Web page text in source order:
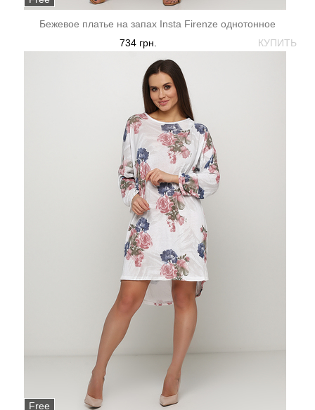
Бежевое платье на запах Insta Firenze однотонное
КУПИТЬ
734 грн.
Free